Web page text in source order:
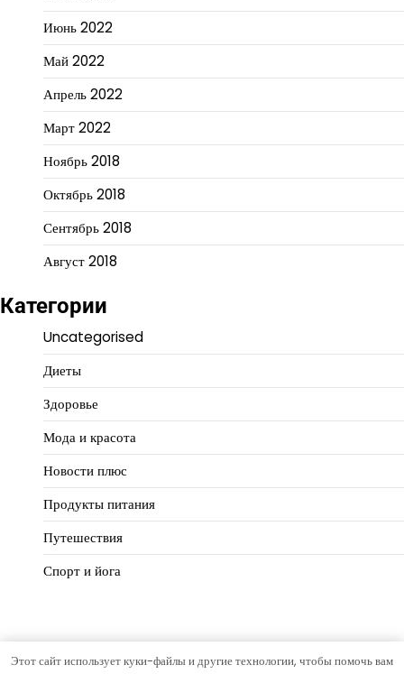
Июнь 2022
Май 2022
Апрель 2022
Март 2022
Ноябрь 2018
Октябрь 2018
Сентябрь 2018
Август 2018
Категории
Uncategorised
Диеты
Здоровье
Мода и красота
Новости плюс
Продукты питания
Путешествия
Спорт и йога
Этот сайт использует куки-файлы и другие технологии, чтобы помочь вам